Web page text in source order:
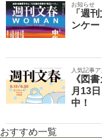
お知らせ
「週
ンケ
人気記事
《図
月13
中！
おすすめ一覧